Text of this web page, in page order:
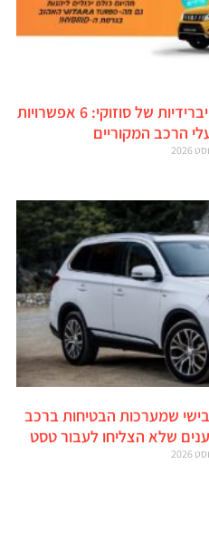
הוצג הסדר פשרה בפרשת ההיברידיות של סוזוקי: 6 אפשרויות
הרכב המקוריים
שמערכות הבטיחות ברכב
שלא הצליחו לעבור טסט